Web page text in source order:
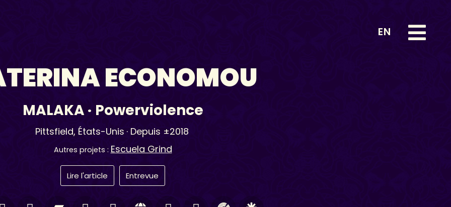
EN
ECONOMOU
MALAKA · Powerviolence
Pittsfield, États-Unis · Depuis ±2018
Autres projets : Escuela Grind
Lire l'article Entrevue